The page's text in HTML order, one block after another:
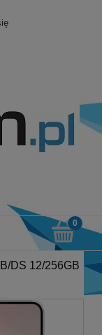
DS 12/256GB